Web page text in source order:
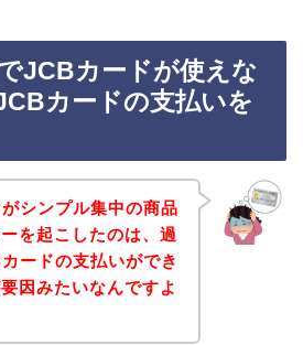
JCBカードが使えな
カードの支払いを
シンプル集中の商品
を起こしたのは、過
ードの支払いができ
因みたいなんですよ